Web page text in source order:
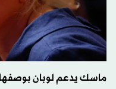
ماسك يدعم لوبان بوصفها